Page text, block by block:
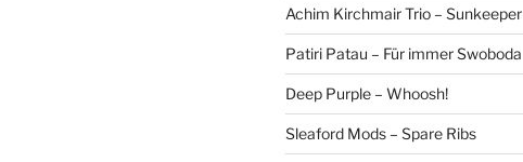
Achim Kirchmair Trio – Sunkeeper
Patiri Patau – Für immer Swoboda
Deep Purple – Whoosh!
Sleaford Mods – Spare Ribs